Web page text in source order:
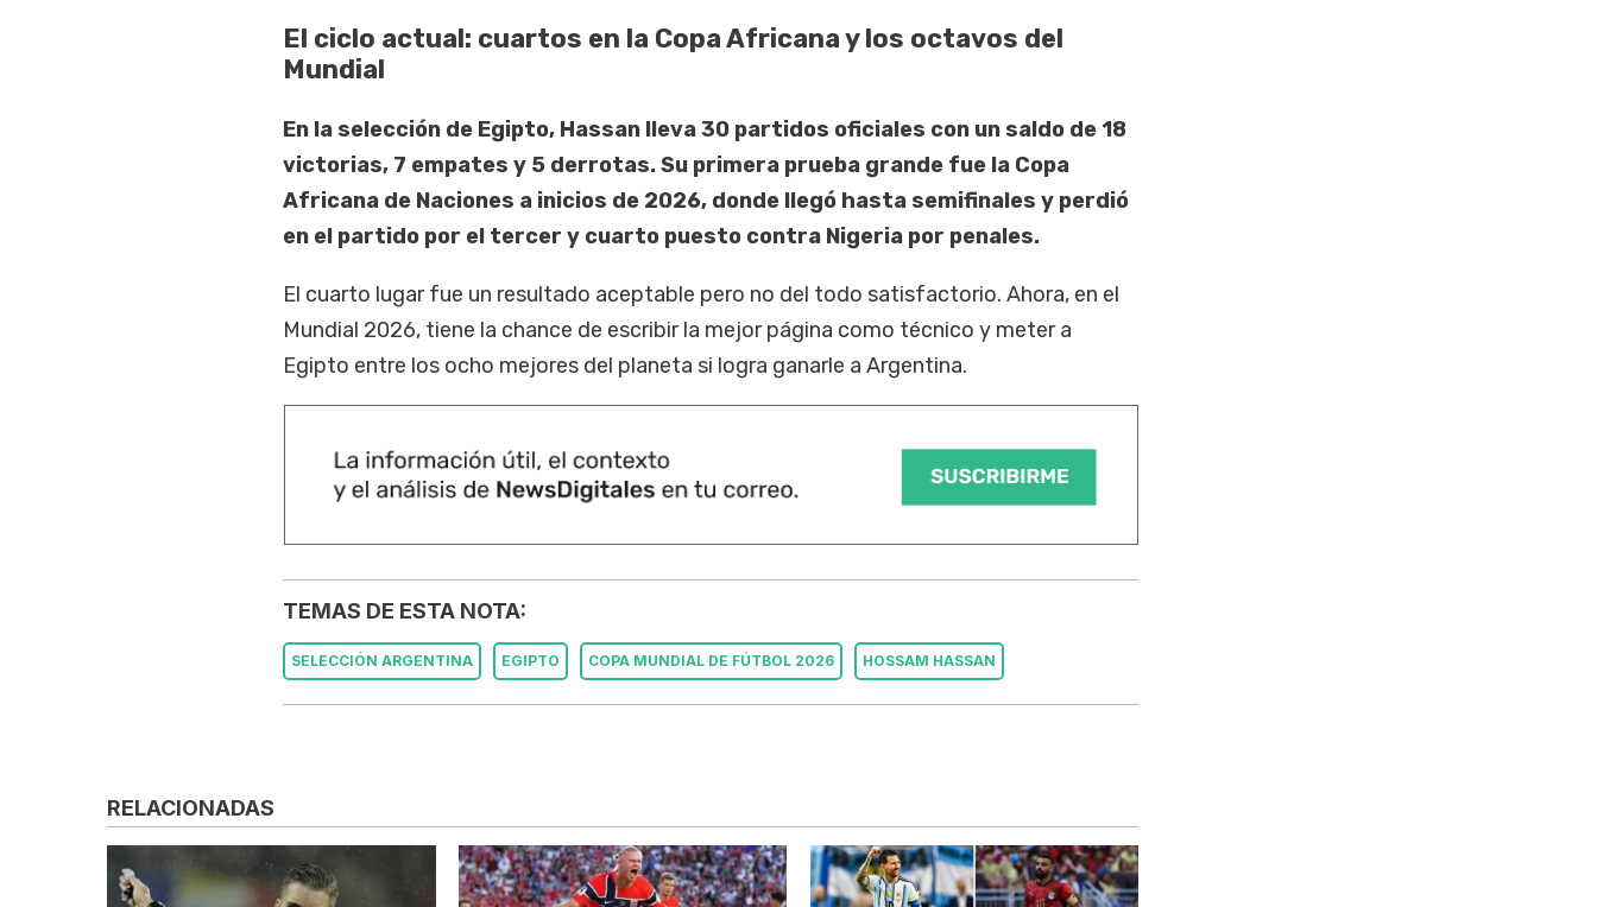
El ciclo actual: cuartos en la Copa Africana y los octavos del
Mundial
En la selección de Egipto, Hassan lleva 30 partidos oficiales con un saldo de 18
victorias, 7 empates y 5 derrotas. Su primera prueba grande fue la Copa
Africana de Naciones a inicios de 2026, donde llegó hasta semifinales y perdió
en el partido por el tercer y cuarto puesto contra Nigeria por penales.
El cuarto lugar fue un resultado aceptable pero no del todo satisfactorio. Ahora, en el
Mundial 2026, tiene la chance de escribir la mejor página como técnico y meter a
Egipto entre los ocho mejores del planeta si logra ganarle a Argentina.
TEMAS DE ESTA NOTA:
SELECCIÓN ARGENTINA EGIPTO COPA MUNDIAL DE FÚTBOL 2026 HOSSAM HASSAN
RELACIONADAS